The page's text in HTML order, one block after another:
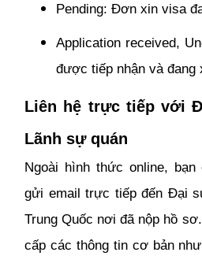
Pending: Đơn xin visa
Application received,
được tiếp nhận và đang
Liên hệ trực tiếp với
Lãnh sự quán
Ngoài hình thức online,
gửi email trực tiếp đến Đại
Trung Quốc nơi đã nộp hồ
cấp các thông tin cơ bản